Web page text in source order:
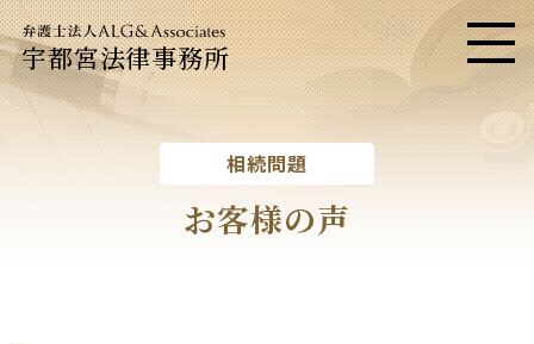
宇都宮法律事務所 メニ
相続問題
お客様の声